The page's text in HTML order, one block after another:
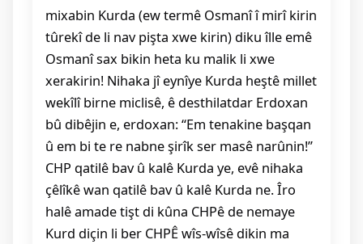
mixabin Kurda (ew termê Osmanî î mirî kirin
tûrekî de li nav pişta xwe kirin) diku îlle emê
Osmanî sax bikin heta ku malik li xwe
xerakirin! Nihaka jî eynîye Kurda heştê millet
wekîlî birne miclisê, ê desthilatdar Erdoxan
bû dibêjin e, erdoxan: “Em tenakine başqan
û em bi te re nabne şirîk ser masê narûnin!”
CHP qatilê bav û kalê Kurda ye, evê nihaka
çêlîkê wan qatilê bav û kalê Kurda ne. Îro
halê amade tişt di kûna CHPê de nemaye
Kurd diçin li ber CHPÊ wîs-wîsê dikin ma